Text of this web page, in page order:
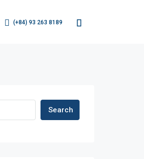
(+84) 93 263 8189
Search